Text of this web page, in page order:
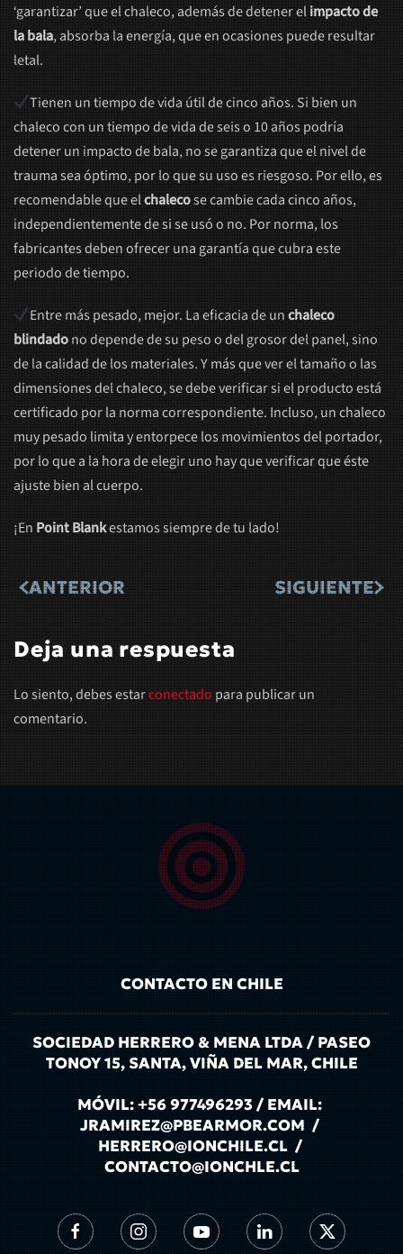
‘garantizar’ que el chaleco, además de detener elimpacto de
la bala, absorba la energía, que en ocasiones puede resultar
letal.
Tienen un tiempo de vida útil de cinco años. Si bien un
chaleco con un tiempo de vida de seis o 10 años podría
detener un impacto de bala, no se garantiza que el nivel de
trauma sea óptimo, por lo que su uso es riesgoso. Por ello, es
recomendable que elchalecose cambie cada cinco años,
independientemente de si se usó o no. Por norma, los
fabricantes deben ofrecer una garantía que cubra este
periodo de tiempo.
Entre más pesado, mejor. La eficacia de unchaleco
blindadono depende de su peso o del grosor del panel, sino
de la calidad de los materiales. Y más que ver el tamaño o las
dimensiones del chaleco, se debe verificar si el producto está
certificado por la norma correspondiente. Incluso, un chaleco
muy pesado limita y entorpece los movimientos del portador,
por lo que a la hora de elegir uno hay que verificar que éste
ajuste bien al cuerpo.
¡En Point Blankestamos siempre de tu lado!
ANTERIOR SIGUIENTE
Deja una respuesta
Lo siento, debes estarconectado para publicar un
comentario.
CONTACTO EN CHILE
SOCIEDAD HERRERO & MENA LTDA / PASEO
TONOY 15, SANTA, VIÑA DEL MAR, CHILE
MÓVIL: +56 977496293 / EMAIL:
JRAMIREZ@PBEARMOR.COM /
HERRERO@IONCHILE.CL /
CONTACTO@IONCHLE.CL